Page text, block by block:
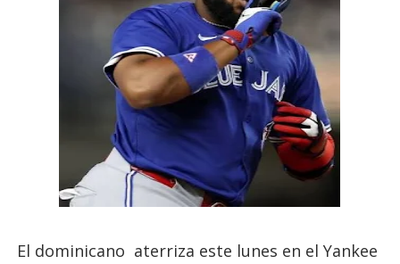
El dominicano aterriza este lunes en el Yankee